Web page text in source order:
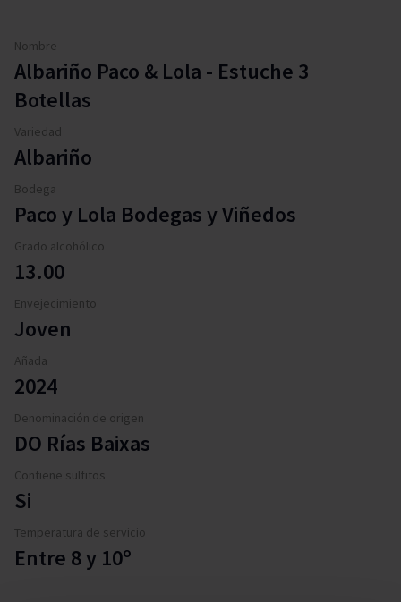
Nombre
Albariño Paco & Lola - Estuche 3
Botellas
Variedad
Albariño
Bodega
Paco y Lola Bodegas y Viñedos
Grado alcohólico
13.00
Envejecimiento
Joven
Añada
2024
Denominación de origen
DO Rías Baixas
Contiene sulfitos
Si
Temperatura de servicio
Entre 8 y 10º